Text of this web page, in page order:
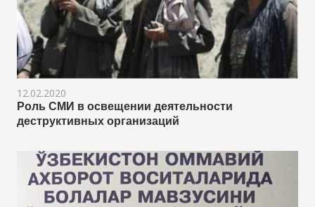
12.02.2020
Роль СМИ в освещении деятельности
деструктивных организаций